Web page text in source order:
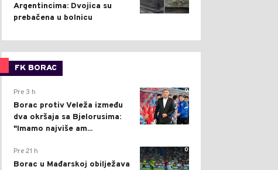
Argentincima: Dvojica su
prebačena u bolnicu
FK BORAC
0
Pre 3 h
Borac protiv Veleža između
dva okršaja sa Bjelorusima:
"Imamo najviše am...
0
Pre 21 h
Borac u Mađarskoj obilježava